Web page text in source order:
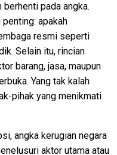
pada angka.
apakah
resmi seperti
Selain itu, rincian
barang, jasa, maupun
Yang tak kalah
pihak yang menikmati
angka kerugian negara
aktor utama atau